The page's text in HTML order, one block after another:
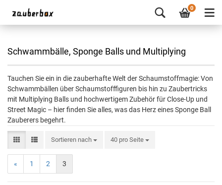
0
Schwammbälle, Sponge Balls und Multiplying
Tauchen Sie ein in die zauberhafte Welt der Schaumstoffmagie: Von
Schwammbällen über Schaumstofffiguren bis hin zu Zaubertricks
mit Multiplying Balls und hochwertigem Zubehör für Close-Up und
Street Magic – hier finden Sie alles, was das Herz eines Sponge Ball
Zauberers begehrt.
Sortieren nach 40 pro Seite
« 1 2 3